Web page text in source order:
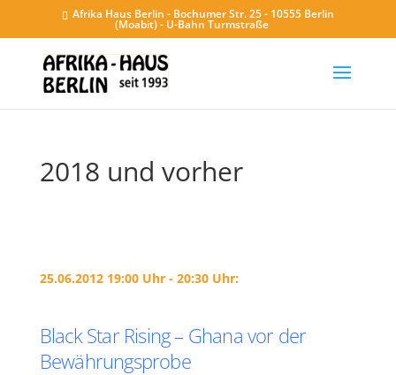
Afrika Haus Berlin - Bochumer Str. 25 - 10555 Berlin
(Moabit) - U-Bahn Turmstraße
2018 und vorher
25.06.2012 19:00 Uhr - 20:30 Uhr:
Black Star Rising – Ghana vor der
Bewährungsprobe